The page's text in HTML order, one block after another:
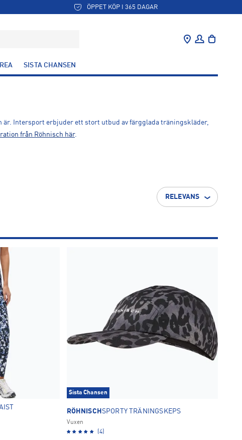
ÖPPET KÖP I 365 DAGAR
REA SISTA CHANSEN
är. Intersport erbjuder ett stort utbud av färgglada träningskläder,
från Röhnisch här.
RELEVANS
Sista Chansen
RÖHNISCH SPORTY TRÄNINGSKEPS
Vuxen
(4)